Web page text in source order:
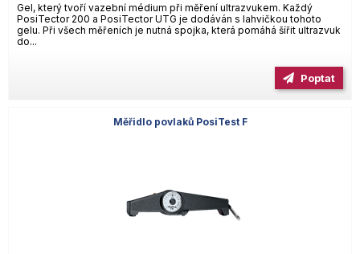
Gel, který tvoří vazební médium při měření ultrazvukem. Každý
PosiTector 200 a PosiTector UTG je dodáván s lahvičkou tohoto
gelu. Při všech měřeních je nutná spojka, která pomáhá šířit ultrazvuk
do...
Poptat
Měřidlo povlaků PosiTest F